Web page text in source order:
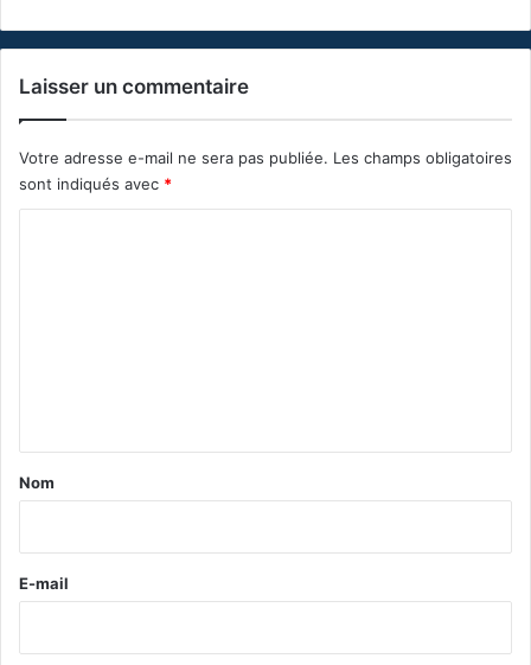
Laisser un commentaire
Votre adresse e-mail ne sera pas publiée. Les champs obligatoires
sont indiqués avec *
a
e
Nom
E-mail